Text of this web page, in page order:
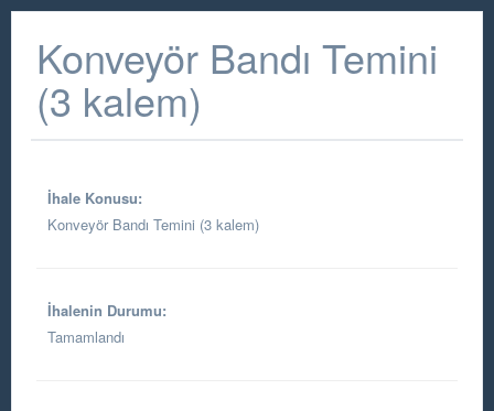
Konveyör Bandı Temini
(3 kalem)
İhale Konusu:
Konveyör Bandı Temini (3 kalem)
İhalenin Durumu:
Tamamlandı